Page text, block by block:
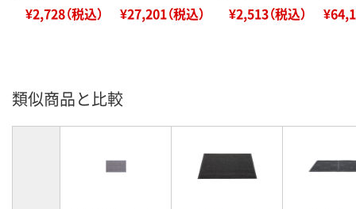
¥2,728（税込） ¥27,201（税込） ¥2,513（税込）
類似商品と比較